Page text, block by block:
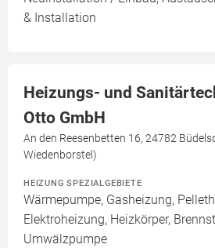
& Installation
Heizungs- und
Otto GmbH
An den Reesenbetten 16, 24782
Wiedenborstel)
HEIZUNG SPEZIALGEBIETE
Wärmepumpe, Gasheizung,
Elektroheizung, Heizkörper,
Umwälzpumpe